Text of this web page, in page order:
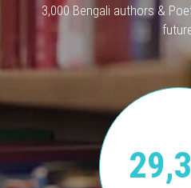
3,000 Bengali authors &